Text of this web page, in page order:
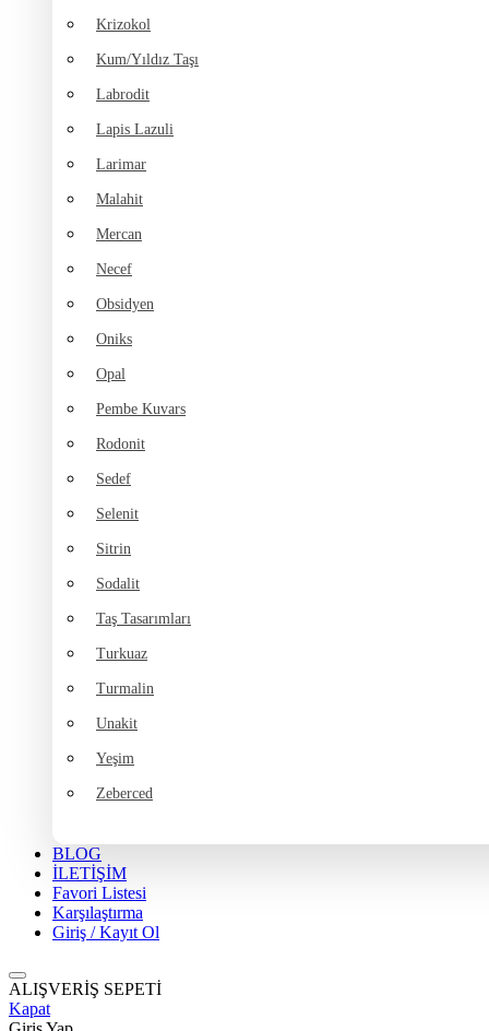
Krizokol
Kum/Yıldız Taşı
Labrodit
Lapis Lazuli
Larimar
Malahit
Mercan
Necef
Obsidyen
Oniks
Opal
Pembe Kuvars
Rodonit
Sedef
Selenit
Sitrin
Sodalit
Taş Tasarımları
Turkuaz
Turmalin
Unakit
Yeşim
Zeberced
BLOG
İLETİŞİM
Favori Listesi
Karşılaştırma
Giriş / Kayıt Ol
ALIŞVERİŞ SEPETİ
Kapat